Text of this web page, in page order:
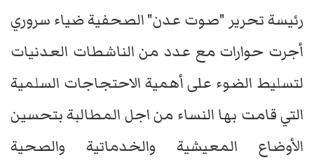
رئيسة تحرير "صوت عدن" الصحفية ضياء سروري
أجرت حوارات مع عدد من الناشطات العدنيات
لتسليط الضوء على أهمية الاحتجاجات السلمية
التي قامت بها النساء من اجل المطالبة بتحسين
الأوضاع المعيشية والخدماتية والصحية